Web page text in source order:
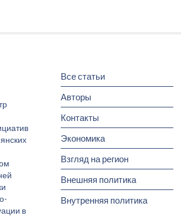
в
Все статьи
Авторы
Контакты
Экономика
Взгляд на регион
Внешняя политика
Внутренняя политика